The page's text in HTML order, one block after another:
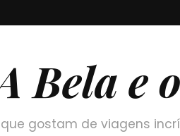
Bela e
gostam de viagens